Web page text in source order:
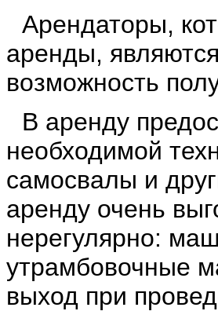
Арендаторы,
аренды,
возможность
В аренду
необходимой
самосвалы и
аренду очень
нерегулярно:
утрамбовочные
выход при